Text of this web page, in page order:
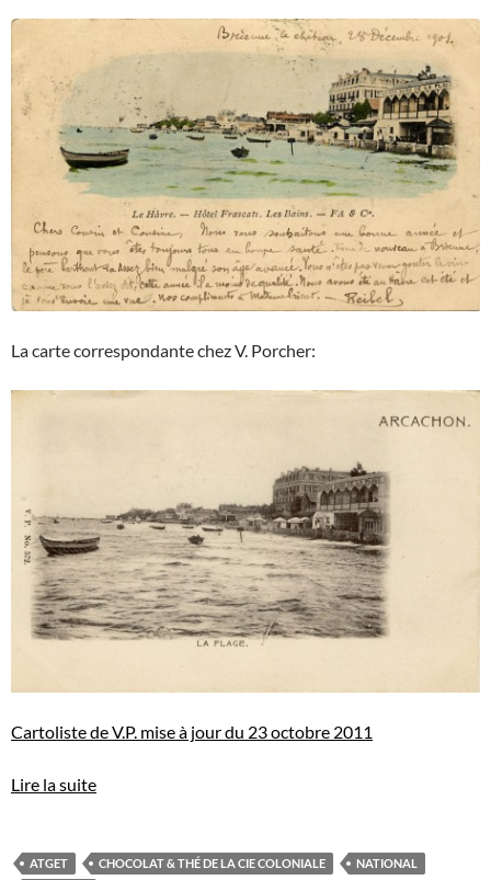
La carte correspondante chez V. Porcher:
Cartoliste de V.P. mise à jour du 23 octobre 2011
Lire la suite
ATGET CHOCOLAT & THÉ DE LA CIE COLONIALE
NATIONAL